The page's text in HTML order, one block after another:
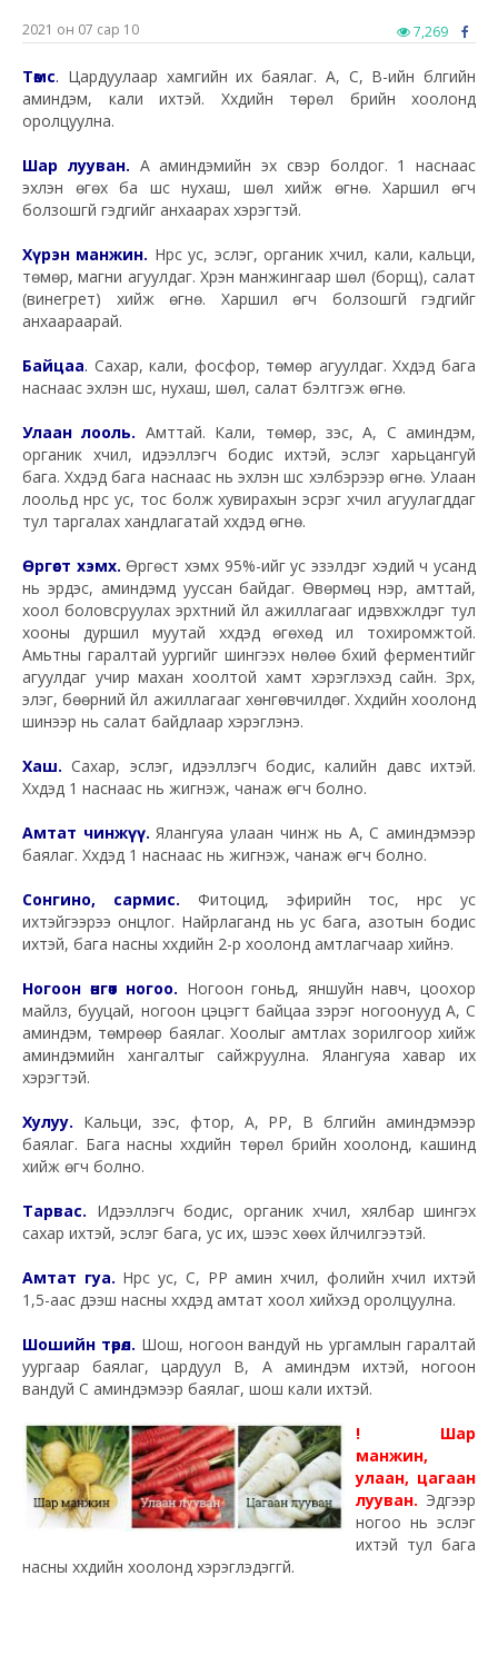
2021 он 07 сар 10 7,269
Төмс. Цардуулаар хамгийн их баялаг. А, С, В-ийн бүлгийн
аминдэм, кали ихтэй. Хүүхдийн төрөл бүрийн хоолонд
оролцуулна.
Шар лууван. А аминдэмийн эх үүсвэр болдог. 1 наснаас
эхлэн өгөх ба шүүс нухаш, шөл хийж өгнө. Харшил өгч
болзошгүй гэдгийг анхаарах хэрэгтэй.
Хүрэн манжин. Нүүрс ус, эслэг, органик хүчил, кали, кальци,
төмөр, магни агуулдаг. Хүрэн манжингаар шөл (борщ), салат
(винегрет) хийж өгнө. Харшил өгч болзошгүй гэдгийг
анхаараарай.
Байцаа. Сахар, кали, фосфор, төмөр агуулдаг. Хүүхдэд бага
наснаас эхлэн шүүс, нухаш, шөл, салат бэлтгэж өгнө.
Улаан лооль. Амттай. Кали, төмөр, зэс, А, С аминдэм,
органик хүчил, идээлүүлэгч бодис ихтэй, эслэг харьцангуй
бага. Хүүхдэд бага наснаас нь эхлэн шүүс хэлбэрээр өгнө. Улаан
лоольд нүүрс ус, тос болж хувирахын эсрэг хүчил агуулагддаг
тул таргалах хандлагатай хүүхдэд өгнө.
Өргөст хэмх. Өргөст хэмх 95%-ийг ус эзэлдэг хэдий ч усанд
нь эрдэс, аминдэмүүд ууссан байдаг. Өвөрмөц үнэр, амттай,
хоол боловсруулах эрхтний үйл ажиллагааг идэвхжүүлдэг тул
хооны дуршил муутай хүүхдэд өгөхөд илүү тохиромжтой.
Амьтны гаралтай уургийг шингээх нөлөө бүхий ферментийг
агуулдаг учир махан хоолтой хамт хэрэглэхэд сайн. Зүрх,
элэг, бөөрний үйл ажиллагааг хөнгөвчилдөг. Хүүхдийн хоолонд
шинээр нь салат байдлаар хэрэглэнэ.
Хаш. Сахар, эслэг, идээлүүлэгч бодис, калийн давс ихтэй.
Хүүхдэд 1 наснаас нь жигнэж, чанаж өгч болно.
Амтат чинжүү. Ялангуяа улаан чинжүү нь А, С аминдэмээр
баялаг. Хүүхдэд 1 наснаас нь жигнэж, чанаж өгч болно.
Сонгино, сармис.
Фитоцид, эфирийн тос, нүүрс ус
ихтэйгээрээ онцлог. Найрлаганд нь ус бага, азотын бодис
ихтэй, бага насны хүүхдийн 2-р хоолонд амтлагчаар хийнэ.
Ногоон өнгөт ногоо. Ногоон гоньд, яншуйн навч, цоохор
майлз, бууцай, ногоон цэцэгт байцаа зэрэг ногоонууд А, С
аминдэм, төмрөөр баялаг. Хоолыг амтлах зорилгоор хийж
аминдэмийн хангалтыг сайжруулна. Ялангуяа хавар их
хэрэгтэй.
Хулуу. Кальци, зэс, фтор, А, РР, В бүлгийн аминдэмээр
баялаг. Бага насны хүүхдийн төрөл бүрийн хоолонд, кашинд
хийж өгч болно.
Тарвас. Идээлүүлэгч бодис, органик хүчил, хялбар шингэх
сахар ихтэй, эслэг бага, ус их, шээс хөөх үйлчилгээтэй.
Амтат гуа. Нүүрс ус, С, РР амин хүчил, фолийн хүчил ихтэй
1,5-аас дээш насны хүүхдэд амтат хоол хийхэд оролцуулна.
Шошийн төрөл. Шош, ногоон вандуй нь ургамлын гаралтай
уургаар баялаг, цардуул В, А аминдэм ихтэй, ногоон
вандуй С аминдэмээр баялаг, шош кали ихтэй.
! Шар
манжин,
улаан, цагаан
лууван. Эдгээр
ногоо нь эслэг
ихтэй тул бага
насны хүүхдийн хоолонд хэрэглэдэггүй.